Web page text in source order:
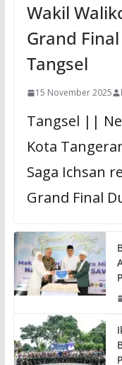
Wakil
Grand
Tangsel
15 November 2025
Tangsel ||
Kota
Saga Ichsan
Grand Final